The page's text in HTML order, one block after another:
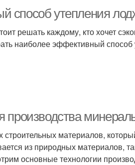
способ утепления
решать каждому, кто хочет
наиболее эффективный
производства
материалов,
из природных материалов,
основные технологии